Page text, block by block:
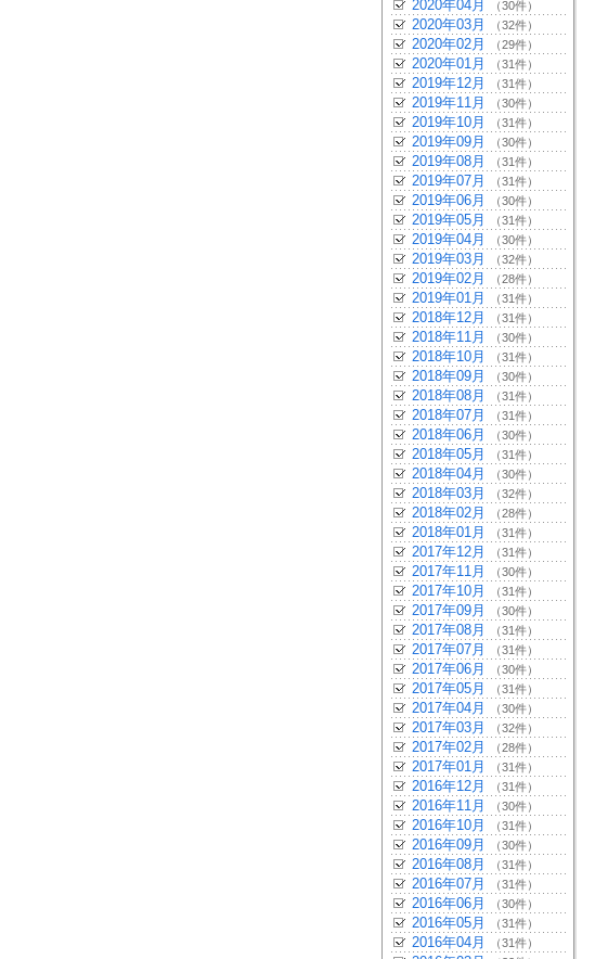
2020年04月 （30件）
2020年03月 （32件）
2020年02月 （29件）
2020年01月 （31件）
2019年12月 （31件）
2019年11月 （30件）
2019年10月 （31件）
2019年09月 （30件）
2019年08月 （31件）
2019年07月 （31件）
2019年06月 （30件）
2019年05月 （31件）
2019年04月 （30件）
2019年03月 （32件）
2019年02月 （28件）
2019年01月 （31件）
2018年12月 （31件）
2018年11月 （30件）
2018年10月 （31件）
2018年09月 （30件）
2018年08月 （31件）
2018年07月 （31件）
2018年06月 （30件）
2018年05月 （31件）
2018年04月 （30件）
2018年03月 （32件）
2018年02月 （28件）
2018年01月 （31件）
2017年12月 （31件）
2017年11月 （30件）
2017年10月 （31件）
2017年09月 （30件）
2017年08月 （31件）
2017年07月 （31件）
2017年06月 （30件）
2017年05月 （31件）
2017年04月 （30件）
2017年03月 （32件）
2017年02月 （28件）
2017年01月 （31件）
2016年12月 （31件）
2016年11月 （30件）
2016年10月 （31件）
2016年09月 （30件）
2016年08月 （31件）
2016年07月 （31件）
2016年06月 （30件）
2016年05月 （31件）
2016年04月 （31件）